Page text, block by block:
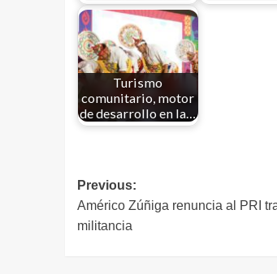
Turismo
comunitario, motor
de desarrollo en la…
Previous:
Américo Zúñiga renuncia al PRI
militancia